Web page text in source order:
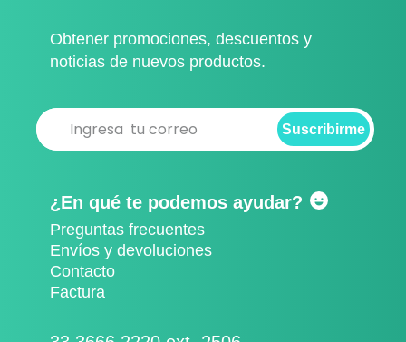
Suscribirme
Obtener promociones, descuentos y
noticias de nuevos productos.
Suscribirme
¿En qué te podemos ayudar?
Preguntas frecuentes
Envíos y devoluciones
Contacto
Factura